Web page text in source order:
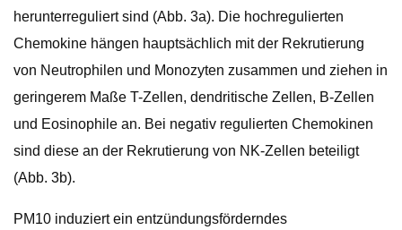
herunterreguliert sind (Abb. 3a). Die hochregulierten
Chemokine hängen hauptsächlich mit der Rekrutierung
von Neutrophilen und Monozyten zusammen und ziehen in
geringerem Maße T-Zellen, dendritische Zellen, B-Zellen
und Eosinophile an. Bei negativ regulierten Chemokinen
sind diese an der Rekrutierung von NK-Zellen beteiligt
(Abb. 3b).
PM10 induziert ein entzündungsförderndes